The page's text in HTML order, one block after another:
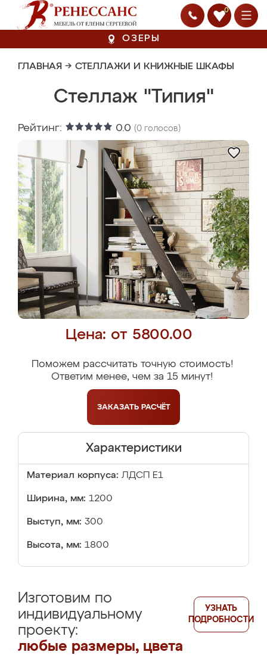
0
ОЗЕРЫ
ГЛАВНАЯ → СТЕЛЛАЖИ И КНИЖНЫЕ ШКАФЫ
Стеллаж "Типия"
Рейтинг: 0.0 (0 голосов)
Цена: от 5800.00
Поможем рассчитать точную стоимость!
Ответим менее, чем за 15 минут!
ЗАКАЗАТЬ РАСЧЁТ
Характеристики
Материал корпуса: ЛДСП Е1
Ширина, мм: 1200
Выступ, мм: 300
Высота, мм: 1800
Изготовим по
индивидуальному
проекту:
любые размеры, цвета
УЗНАТЬ
ПОДРОБНОСТИ